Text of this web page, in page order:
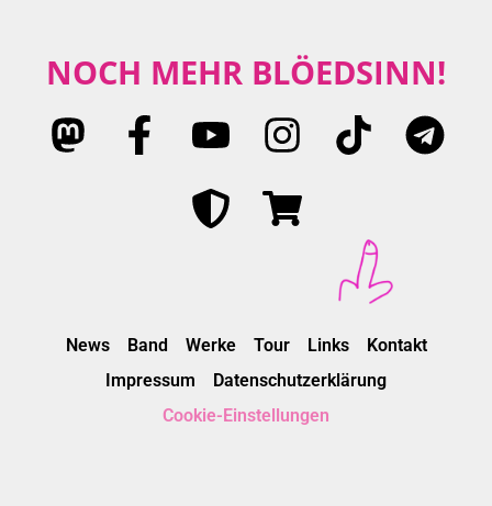
NOCH MEHR BLÖEDSINN!
News Band Werke Tour Links
Kontakt
Impressum
Datenschutzerklärung
Cookie-Einstellungen